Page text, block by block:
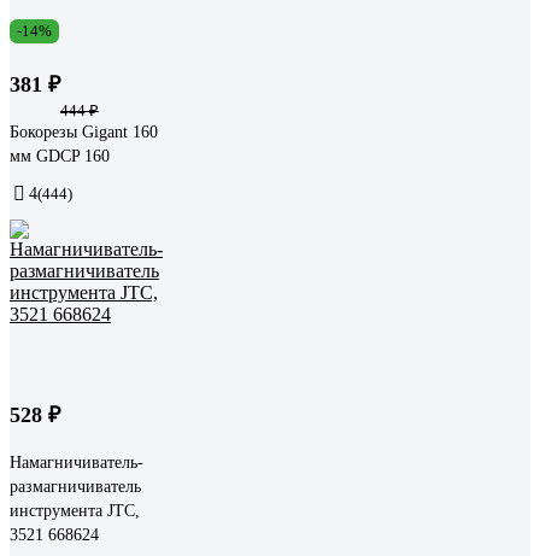
-14%
381 ₽
444 ₽
Бокорезы Gigant 160
мм GDCP 160
4(444)
528 ₽
Намагничиватель-
размагничиватель
инструмента JTC,
3521 668624